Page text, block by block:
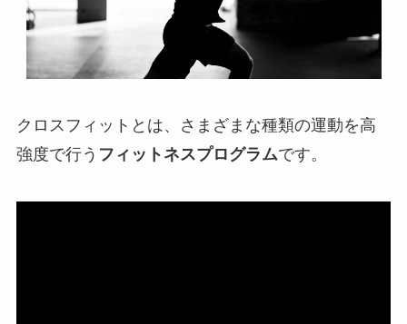
クロスフィットとは、さまざまな種類の運動を高
強度で行う フィットネスプログラムです。